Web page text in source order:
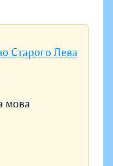
Старого Лева
мова